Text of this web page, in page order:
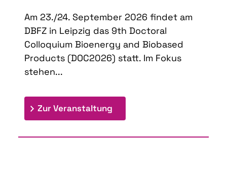
Am 23./24. September 2026 findet am
DBFZ in Leipzig das 9th Doctoral
Colloquium Bioenergy and Biobased
Products (DOC2026) statt. Im Fokus
stehen...
Zur Veranstaltung